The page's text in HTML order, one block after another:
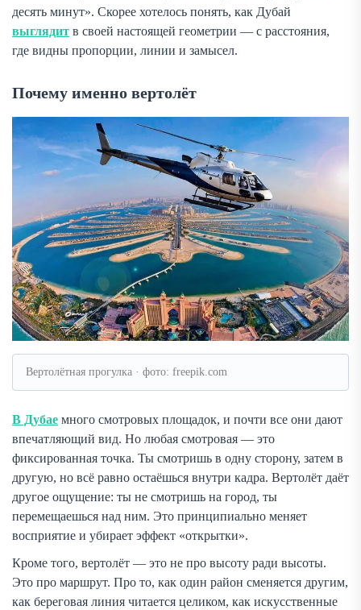
десять минут». Скорее хотелось понять, как Дубай
выглядит в своей настоящей геометрии — с расстояния,
где видны пропорции, линии и замысел.
Почему именно вертолёт
Вертолётная прогулка · фото: freepik.com
В Дубае много смотровых площадок, и почти все они дают
впечатляющий вид. Но любая смотровая — это
фиксированная точка. Ты смотришь в одну сторону, затем в
другую, но всё равно остаёшься внутри кадра. Вертолёт даёт
другое ощущение: ты не смотришь на город, ты
перемещаешься над ним. Это принципиально меняет
восприятие и убирает эффект «открытки».
Кроме того, вертолёт — это не про высоту ради высоты.
Это про маршрут. Про то, как один район сменяется другим,
как береговая линия читается целиком, как искусственные